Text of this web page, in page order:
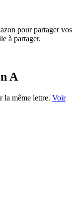
pour partager vos
à partager.
A
la même lettre. Voir